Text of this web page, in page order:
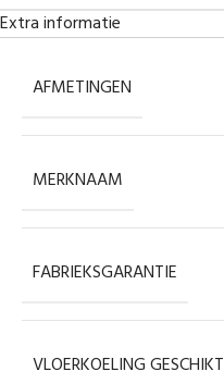
Extra informatie
AFMETINGEN
MERKNAAM
FABRIEKSGARANTIE
VLOERKOELING GESCHIKT